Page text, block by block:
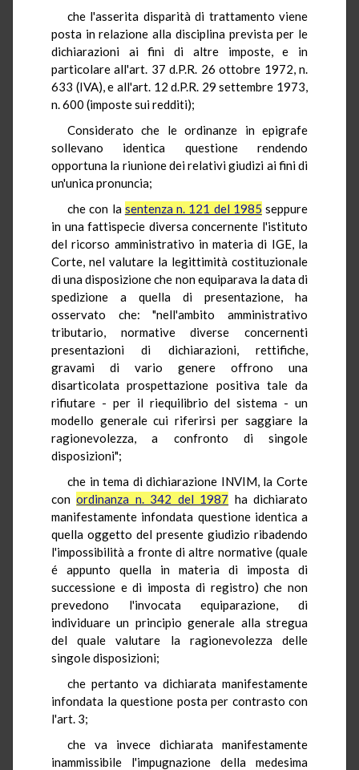
che l'asserita disparità di trattamento viene
posta in relazione alla disciplina prevista per le
dichiarazioni ai fini di altre imposte, e in
particolare all'art. 37 d.P.R. 26 ottobre 1972, n.
633 (IVA), e all'art. 12 d.P.R. 29 settembre 1973,
n. 600 (imposte sui redditi);
Considerato che le ordinanze in epigrafe
sollevano identica questione rendendo
opportuna la riunione dei relativi giudizi ai fini di
un'unica pronuncia;
che con la sentenza n. 121 del 1985 seppure
in una fattispecie diversa concernente l'istituto
del ricorso amministrativo in materia di IGE, la
Corte, nel valutare la legittimità costituzionale
di una disposizione che non equiparava la data di
spedizione a quella di presentazione, ha
osservato che: "nell'ambito amministrativo
tributario, normative diverse concernenti
presentazioni di dichiarazioni, rettifiche,
gravami di vario genere offrono una
disarticolata prospettazione positiva tale da
rifiutare - per il riequilibrio del sistema - un
modello generale cui riferirsi per saggiare la
ragionevolezza, a confronto di singole
disposizioni";
che in tema di dichiarazione INVIM, la Corte
conordinanza n. 342 del 1987 ha dichiarato
manifestamente infondata questione identica a
quella oggetto del presente giudizio ribadendo
l'impossibilità a fronte di altre normative (quale
é appunto quella in materia di imposta di
successione e di imposta di registro) che non
prevedono l'invocata equiparazione, di
individuare un principio generale alla stregua
del quale valutare la ragionevolezza delle
singole disposizioni;
che pertanto va dichiarata manifestamente
infondata la questione posta per contrasto con
l'art. 3;
che va invece dichiarata manifestamente
inammissibile l'impugnazione della medesima